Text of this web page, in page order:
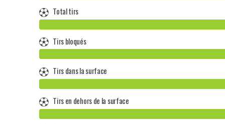
Total tirs
Tirs bloqués
Tirs dans la surface
Tirs en dehors de la surface